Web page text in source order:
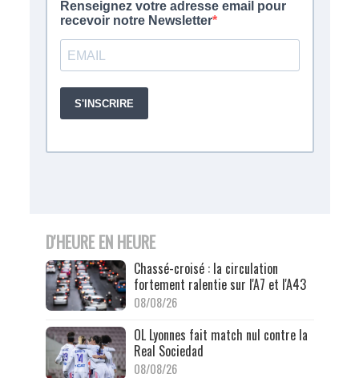
D'HEURE EN HEURE
Chassé-croisé : la circulation
fortement ralentie sur l'A7 et l'A43
08/08/26
OL Lyonnes fait match nul contre la
Real Sociedad
08/08/26